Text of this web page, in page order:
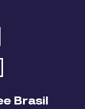
Brasil